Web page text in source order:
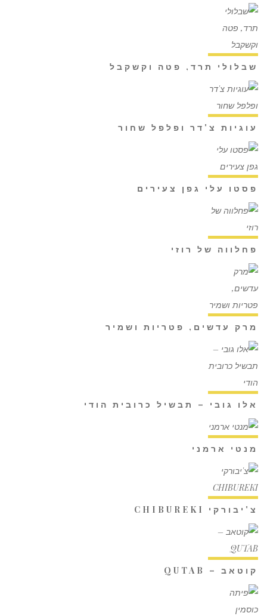
שבלולי תרד, פטה וקשקבל
עוגיות צ'דר ופלפל שחור
פסטו עלי גפן צעירים
פחלווה של רוזי
מרק עדשים, פטריות ושמיר
אלו גובי – תבשיל כרובית הודי
מנטי ארמני
צ'יבורקי CHIBUREKI
קוטאב – QUTAB